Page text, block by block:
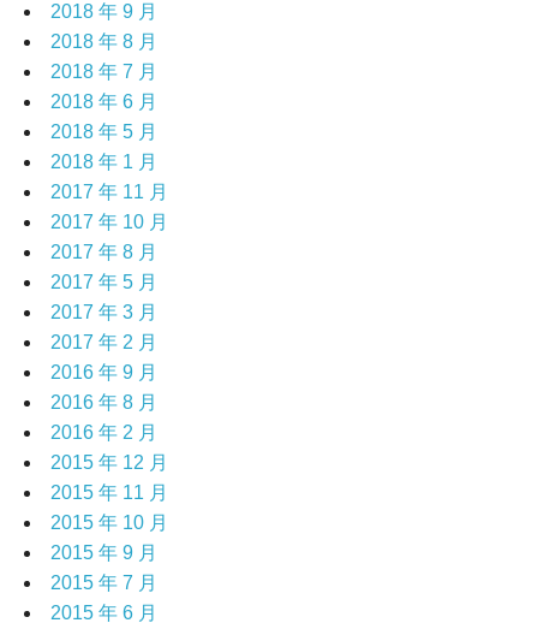
2018 年 9 月
2018 年 8 月
2018 年 7 月
2018 年 6 月
2018 年 5 月
2018 年 1 月
2017 年 11 月
2017 年 10 月
2017 年 8 月
2017 年 5 月
2017 年 3 月
2017 年 2 月
2016 年 9 月
2016 年 8 月
2016 年 2 月
2015 年 12 月
2015 年 11 月
2015 年 10 月
2015 年 9 月
2015 年 7 月
2015 年 6 月